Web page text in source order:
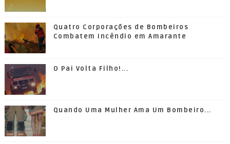
Quatro Corporações de Bombeiros
Combatem Incêndio em Amarante
O Pai Volta Filho!...
Quando Uma Mulher Ama Um Bombeiro...